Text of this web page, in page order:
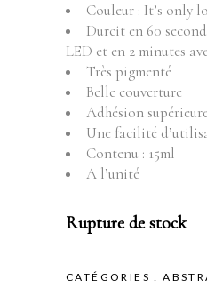
Couleur : It’s only
Durcit en 60
LED et en 2 minutes
Très pigmenté
Belle couverture
Adhésion supérieure
Une facilité
Contenu : 15ml
A l’unité
Rupture de stock
CATÉGORIES :